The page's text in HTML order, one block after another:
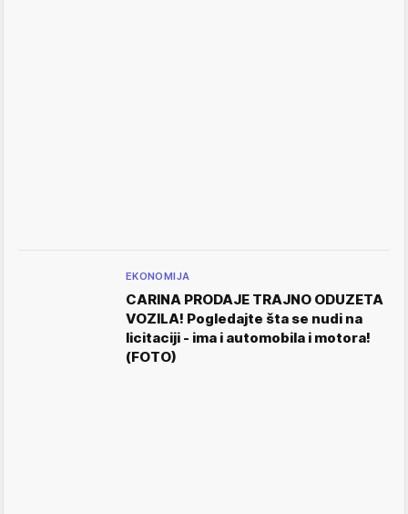
EKONOMIJA
CARINA PRODAJE TRAJNO ODUZETA
VOZILA! Pogledajte šta se nudi na
licitaciji - ima i automobila i motora!
(FOTO)